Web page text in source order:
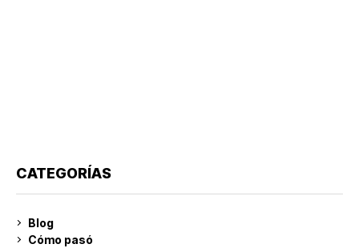
CATEGORÍAS
Blog
Cómo pasó